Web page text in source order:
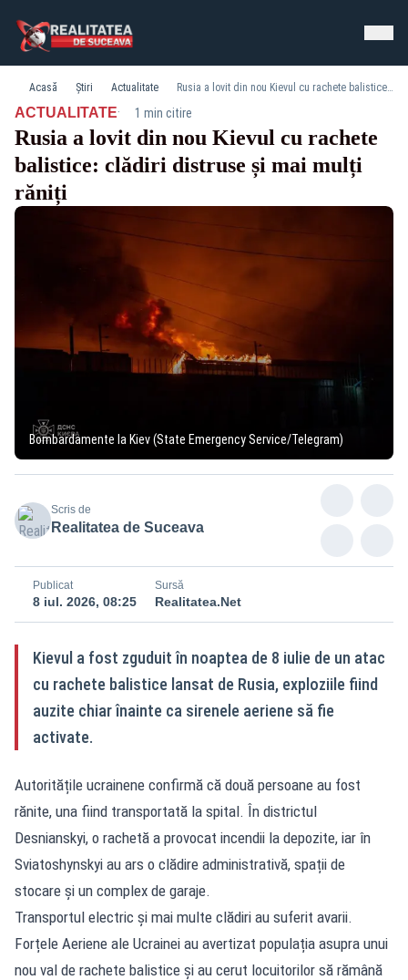
Acasă Știri Actualitate Rusia a lovit din nou Kievul cu rachete balistice: clădiri distruse și mai mulți răniți
ACTUALITATE· 1 min citire
Rusia a lovit din nou Kievul cu rachete
balistice: clădiri distruse și mai mulți
răniți
Bombardamente la Kiev (State Emergency Service/Telegram)
Scris de
Realitatea de Suceava
Publicat
8 iul. 2026, 08:25
Sursă
Realitatea.Net
Kievul a fost zguduit în noaptea de 8 iulie de un atac
cu rachete balistice lansat de Rusia, exploziile fiind
auzite chiar înainte ca sirenele aeriene să fie
activate.
Autoritățile ucrainene confirmă că două persoane au fost
rănite, una fiind transportată la spital. În districtul
Desnianskyi, o rachetă a provocat incendii la depozite, iar în
Sviatoshynskyi au ars o clădire administrativă, spații de
stocare și un complex de garaje.
Transportul electric și mai multe clădiri au suferit avarii.
Forțele Aeriene ale Ucrainei au avertizat populația asupra unui
nou val de rachete balistice și au cerut locuitorilor să rămână